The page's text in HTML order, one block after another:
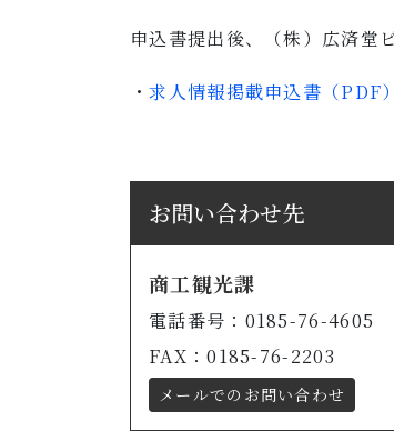
申込書提出後、（株）広済堂
・求人情報掲載申込書（PDF
お問い合わせ先
商工観光課
電話番号：0185-76-4605
FAX：0185-76-2203
メールでのお問い合わせ